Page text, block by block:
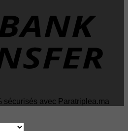
sécurisés avec Paratriplea.ma